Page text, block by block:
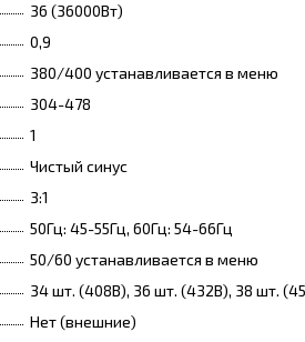
36 (36000Вт)
0,9
380/400 устанавливается в меню
304-478
1
Чистый синус
3:1
50Гц: 45-55Гц, 60Гц: 54-66Гц
50/60 устанавливается в меню
34 шт. (408В), 36 шт. (432В), 38 шт.
Нет (внешние)